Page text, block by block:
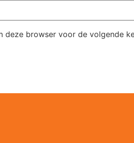
deze browser voor de volgende